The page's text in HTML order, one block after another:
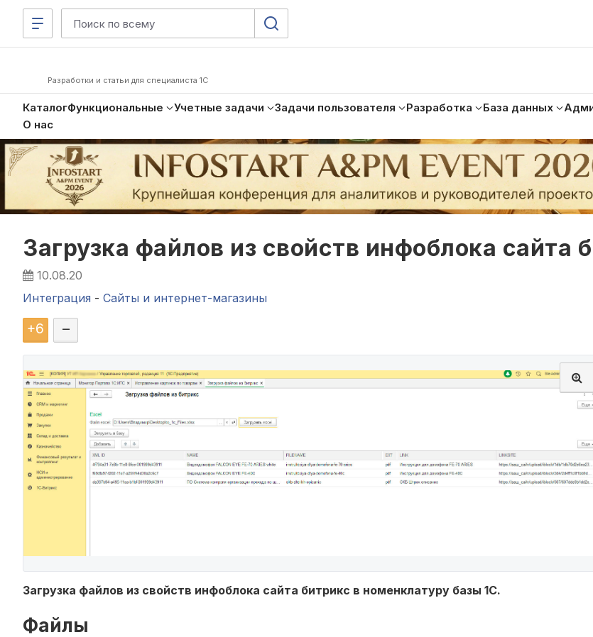
Разработки и статьи для специалиста 1С
КаталогФункциональные Учетные задачи Задачи пользователя Разработка База данных
О нас
Загрузка файлов из свойств инфоблока сайта
10.08.20
Интеграция - Сайты и интернет-магазины
+6 –
Загрузка файлов из свойств инфоблока сайта битрикс в номенклатуру базы 1С.
Файлы